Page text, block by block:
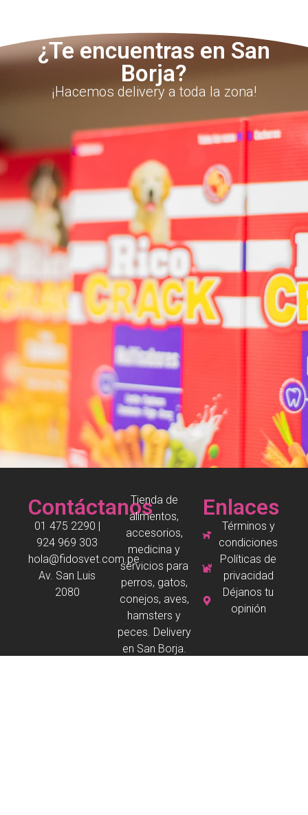
¿Te encuentras en San
Borja?
¡Hacemos delivery a toda la zona!
Contáctanos
01 475 2290 |
924 969 303
hola@fidosvet.com.pe
Av. San Luis
2080
Tienda de
alimentos,
accesorios,
medicina y
servicios para
perros, gatos,
conejos, aves,
hamsters y
peces. Delivery
en San Borja.
Enlaces
Términos y
condiciones
Políticas de
privacidad
Déjanos tu
opinión